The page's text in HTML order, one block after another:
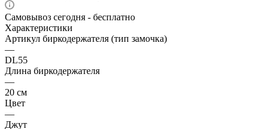
Самовывоз сегодня - бесплатно
Характеристики
Артикул биркодержателя (тип замочка)
—
DL55
Длина биркодержателя
—
20 см
Цвет
—
Джут